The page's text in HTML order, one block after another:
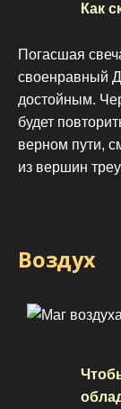
Как
Погасшая
своенравный
достойным.
будет
верном пути,
из вершин
Воздух